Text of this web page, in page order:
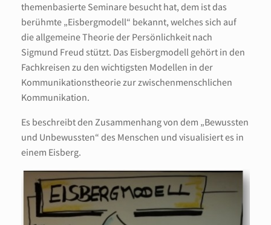
themenbasierte Seminare besucht hat, dem ist das
berühmte „Eisbergmodell“ bekannt, welches sich auf
die allgemeine Theorie der Persönlichkeit nach
Sigmund Freud stützt. Das Eisbergmodell gehört in den
Fachkreisen zu den wichtigsten Modellen in der
Kommunikationstheorie zur zwischenmenschlichen
Kommunikation.
Es beschreibt den Zusammenhang von dem „Bewussten
und Unbewussten“ des Menschen und visualisiert es in
einem Eisberg.